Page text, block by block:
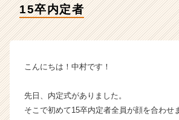
ム
イ
ベ
ン
15卒内定者
こんにちは！中村です！
先日、内定式がありました。
そこで初めて15卒内定者全員が顔を合わせ